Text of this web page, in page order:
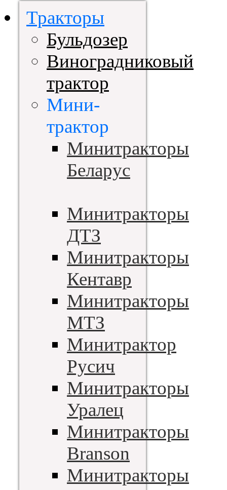
Тракторы
Бульдозер
Виноградниковый
трактор
Мини-
трактор
Минитракторы
Беларус
Минитракторы
ДТЗ
Минитракторы
Кентавр
Минитракторы
МТЗ
Минитрактор
Русич
Минитракторы
Уралец
Минитракторы
Branson
Минитракторы